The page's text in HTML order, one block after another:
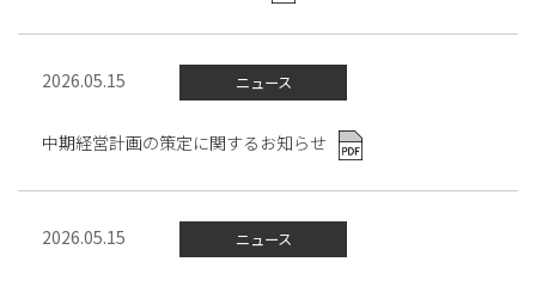
2026.05.15 ニュース
中期経営計画の策定に関するお知らせ
2026.05.15 ニュース